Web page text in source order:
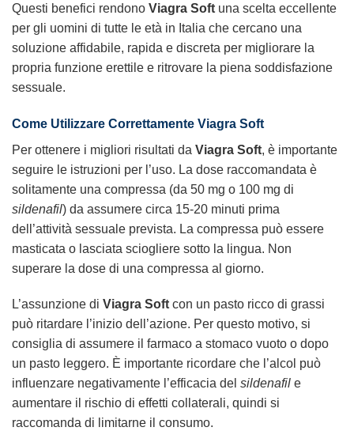
Questi benefici rendono Viagra Soft una scelta eccellente
per gli uomini di tutte le età in Italia che cercano una
soluzione affidabile, rapida e discreta per migliorare la
propria funzione erettile e ritrovare la piena soddisfazione
sessuale.
Come Utilizzare Correttamente Viagra Soft
Per ottenere i migliori risultati da Viagra Soft, è importante
seguire le istruzioni per l’uso. La dose raccomandata è
solitamente una compressa (da 50 mg o 100 mg di
sildenafil) da assumere circa 15-20 minuti prima
dell’attività sessuale prevista. La compressa può essere
masticata o lasciata sciogliere sotto la lingua. Non
superare la dose di una compressa al giorno.
L’assunzione di Viagra Soft con un pasto ricco di grassi
può ritardare l’inizio dell’azione. Per questo motivo, si
consiglia di assumere il farmaco a stomaco vuoto o dopo
un pasto leggero. È importante ricordare che l’alcol può
influenzare negativamente l’efficacia del sildenafil e
aumentare il rischio di effetti collaterali, quindi si
raccomanda di limitarne il consumo.